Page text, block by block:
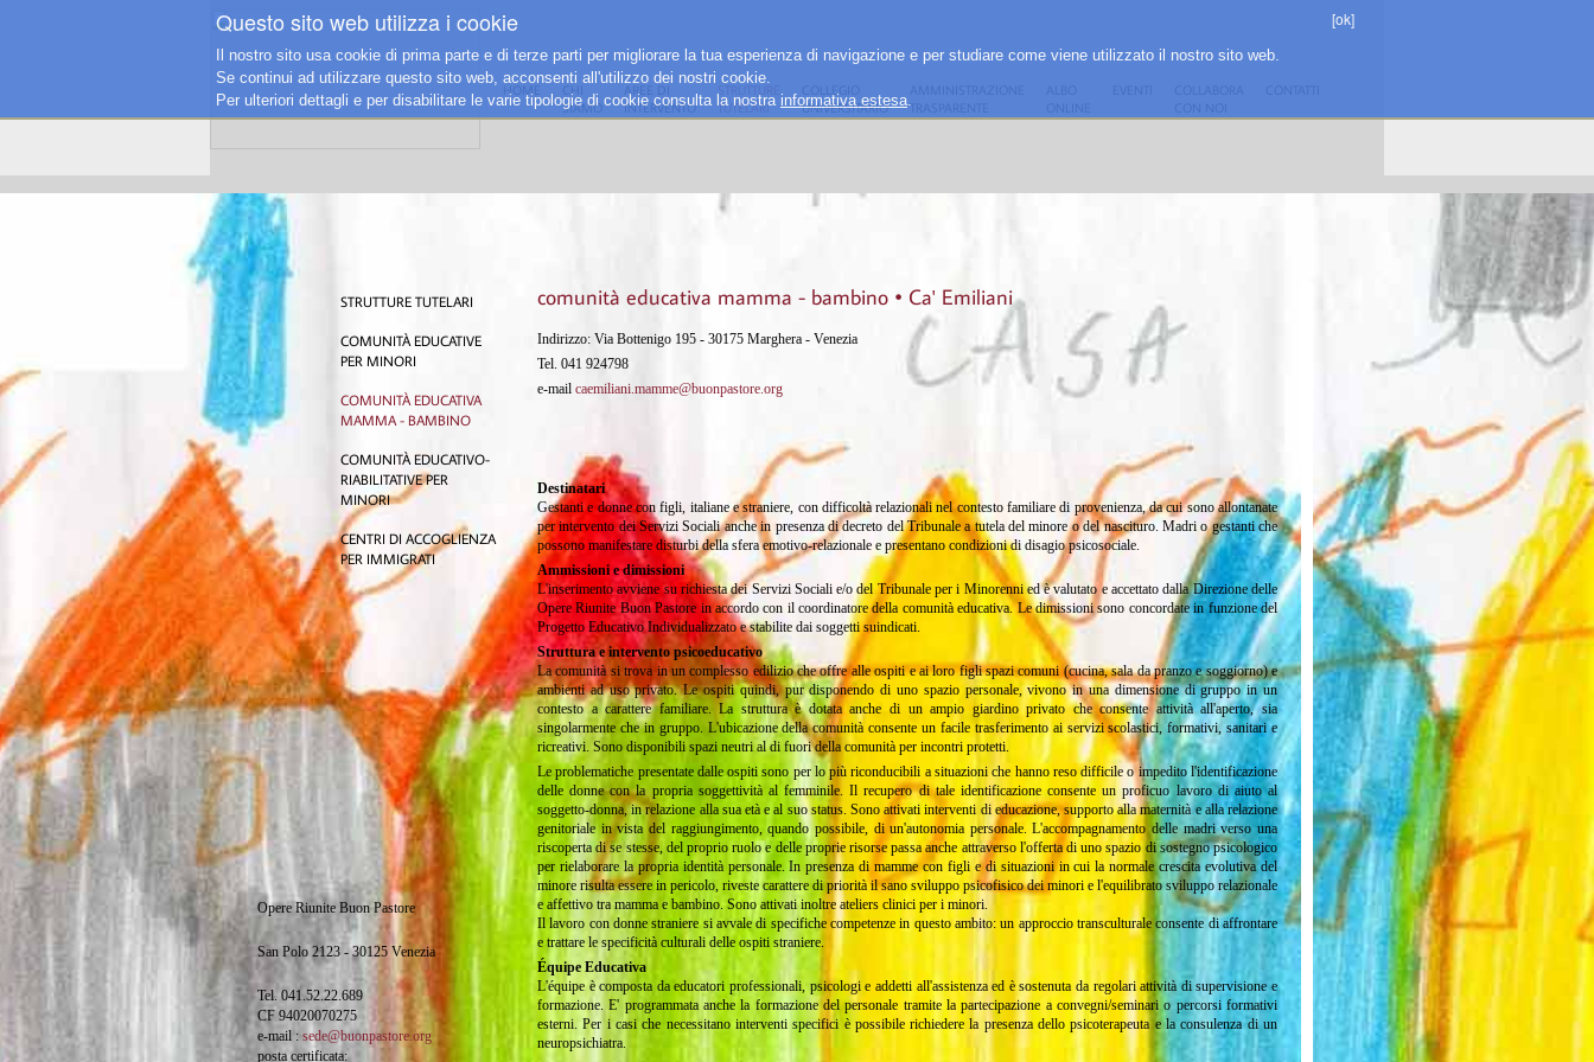
Questo sito web utilizza i cookie [ok]
Il nostro sito usa cookie di prima parte e di terze parti per migliorare la tua esperienza di navigazione e per studiare come viene utilizzato il nostro sito web.
Se continui ad utilizzare questo sito web, acconsenti all'utilizzo dei nostri cookie.
Per ulteriori dettagli e per disabilitare le varie tipologie di cookie consulta la nostra informativa estesa.
HOME
CHI
SIAMO
AREE DI
INTERVENTO
STRUTTURE
TUTELARI
COLLEGIO
UNIVERSITARIO
TRASPARENTE
Opere Riunite Buon Pastore
San Polo 2123 - 30125 Venezia
Tel. 041.52.22.689
CF 94020070275
e-mail : sede@buonpastore.org
posta certificata:
STRUTTURE TUTELARI
COMUNITÀ EDUCATIVE
PER MINORI
COMUNITÀ EDUCATIVA
MAMMA - BAMBINO
COMUNITÀ EDUCATIVO-
RIABILITATIVE PER
MINORI
CENTRI DI ACCOGLIENZA
PER IMMIGRATI
comunità educativa mamma - bambino • Ca' Emiliani
Indirizzo: Via Bottenigo 195 - 30175 Marghera - Venezia
Tel. 041 924798
e-mail caemiliani.mamme@buonpastore.org
Destinatari
Gestanti e donne con figli, italiane e straniere, con difficoltà relazionali nel contesto familiare di provenienza, da cui sono allontanate
per intervento dei Servizi Sociali anche in presenza di decreto del Tribunale a tutela del minore o del nascituro. Madri o gestanti che
possono manifestare disturbi della sfera emotivo-relazionale e presentano condizioni di disagio psicosociale.
Ammissioni e dimissioni
L'inserimento avviene su richiesta dei Servizi Sociali e/o del Tribunale per i Minorenni ed è valutato e accettato dalla Direzione delle
Opere Riunite Buon Pastore in accordo con il coordinatore della comunità educativa. Le dimissioni sono concordate in funzione del
Progetto Educativo Individualizzato e stabilite dai soggetti suindicati.
Struttura e intervento psicoeducativo
La comunità si trova in un complesso edilizio che offre alle ospiti e ai loro figli spazi comuni (cucina, sala da pranzo e soggiorno) e
ambienti ad uso privato. Le ospiti quindi, pur disponendo di uno spazio personale, vivono in una dimensione di gruppo in un
contesto a carattere familiare. La struttura è dotata anche di un ampio giardino privato che consente attività all'aperto, sia
singolarmente che in gruppo. L'ubicazione della comunità consente un facile trasferimento ai servizi scolastici, formativi, sanitari e
ricreativi. Sono disponibili spazi neutri al di fuori della comunità per incontri protetti.
Le problematiche presentate dalle ospiti sono per lo più riconducibili a situazioni che hanno reso difficile o impedito l'identificazione
delle donne con la propria soggettività al femminile. Il recupero di tale identificazione consente un proficuo lavoro di aiuto al
soggetto-donna, in relazione alla sua età e al suo status. Sono attivati interventi di educazione, supporto alla maternità e alla relazione
genitoriale in vista del raggiungimento, quando possibile, di un'autonomia personale. L'accompagnamento delle madri verso una
riscoperta di se stesse, del proprio ruolo e delle proprie risorse passa anche attraverso l'offerta di uno spazio di sostegno psicologico
per rielaborare la propria identità personale. In presenza di mamme con figli e di situazioni in cui la normale crescita evolutiva del
minore risulta essere in pericolo, riveste carattere di priorità il sano sviluppo psicofisico dei minori e l'equilibrato sviluppo relazionale
e affettivo tra mamma e bambino. Sono attivati inoltre ateliers clinici per i minori.
Il lavoro con donne straniere si avvale di specifiche competenze in questo ambito: un approccio transculturale consente di affrontare
e trattare le specificità culturali delle ospiti straniere.
Équipe Educativa
L'équipe è composta da educatori professionali, psicologi e addetti all'assistenza ed è sostenuta da regolari attività di supervisione e
formazione. E' programmata anche la formazione del personale tramite la partecipazione a convegni/seminari o percorsi formativi
esterni. Per i casi che necessitano interventi specifici è possibile richiedere la presenza dello psicoterapeuta e la consulenza di un
neuropsichiatra.